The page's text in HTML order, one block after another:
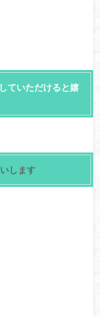
ていただけると嬉
します